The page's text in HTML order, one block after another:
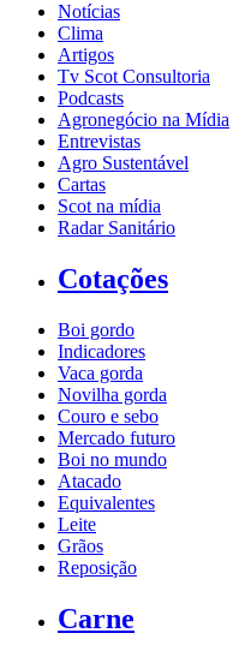
Notícias
Clima
Artigos
Tv Scot Consultoria
Podcasts
Agronegócio na Mídia
Entrevistas
Agro Sustentável
Cartas
Scot na mídia
Radar Sanitário
Cotações
Boi gordo
Indicadores
Vaca gorda
Novilha gorda
Couro e sebo
Mercado futuro
Boi no mundo
Atacado
Equivalentes
Leite
Grãos
Reposição
Carne